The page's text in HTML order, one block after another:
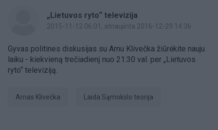
„Lietuvos ryto“ televizija
2015-11-12 06:01 , atnaujinta 2016-12-29 14:36
Gyvas politines diskusijas su Arnu Klivečka žiūrėkite nauju
laiku - kiekvieną trečiadienį nuo 21:30 val. per „Lietuvos
ryto“ televiziją.
Arnas Klivečka laida Sąmokslo teorija